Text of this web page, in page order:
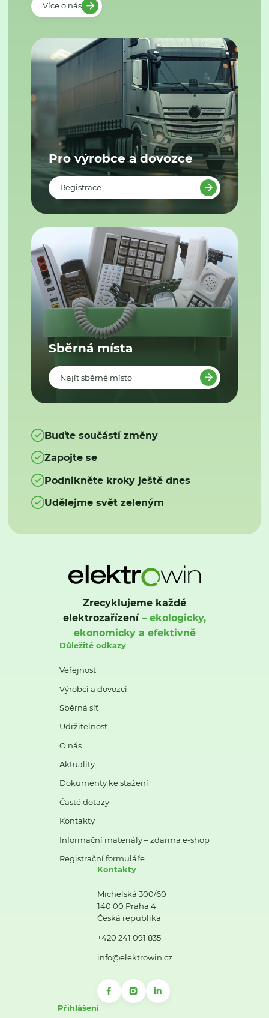
Více o nás
Pro výrobce a dovozce
Registrace
Sběrná místa
Najít sběrné místo
Buďte součástí změny
Zapojte se
Podnikněte kroky ještě dnes
Udělejme svět zeleným
Zrecyklujeme každé
elektrozařízení– ekologicky,
ekonomicky a efektivně
Důležité odkazy
Veřejnost
Výrobci a dovozci
Sběrná síť
Udržitelnost
O nás
Aktuality
Dokumenty ke stažení
Časté dotazy
Kontakty
Informační materiály – zdarma e-shop
Registrační formuláře
Kontakty
Michelská 300/60
140 00 Praha 4
Česká republika
+420 241 091 835
info@elektrowin.cz
Přihlášení